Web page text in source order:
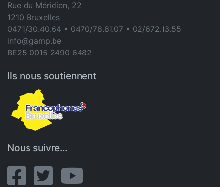
Rue du Méridien, 22
1210 Bruxelles
0471/30.40.64 • 0470/78.81.07 • 02/672.13.55
info@gamp.be
BE25 0015 2490 6482
Ils nous soutiennent
Nous suivre...